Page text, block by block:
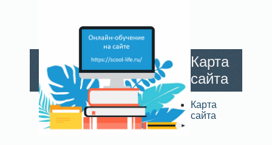
Карта
сайта
Карта
сайта